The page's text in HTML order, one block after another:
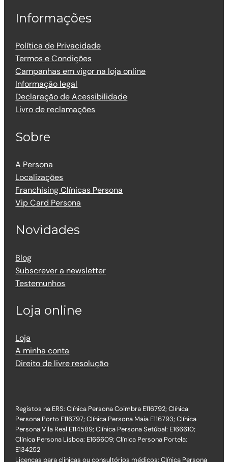
Informações
Política de Privacidade
Termos e Condições
Campanhas em vigor na loja online
Informação legal
Declaração de Acessibilidade
Livro de reclamações
Sobre
A Persona
Localizações
Franchising Clínicas Persona
Vip Card Persona
Novidades
Blog
Subscrever a newsletter
Testemunhos
Loja online
Loja
A minha conta
Direito de livre resolução
Registos na ERS: Clínica Persona Coimbra E116792; Clínica
Persona Porto E116797; Clínica Persona Maia E116793; Clínica
Persona Vila Real E114589; Clínica Persona Setúbal: E166610;
Clínica Persona Lisboa: E166609; Clínica Persona Portela:
E134252
Licenças para clinicas ou consultórios médicos: Clínica Persona